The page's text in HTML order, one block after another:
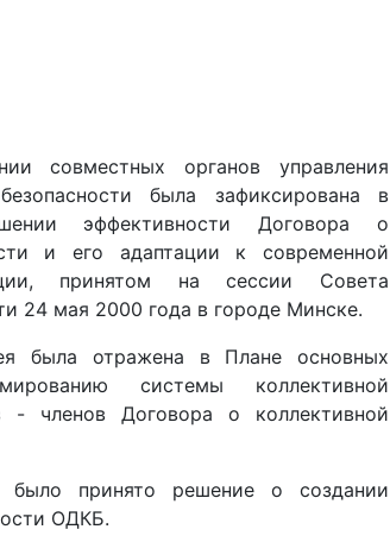
совместных органов управления
была зафиксирована в
эффективности Договора о
и его адаптации к современной
принятом на сессии Совета
24 мая 2000 года в городе Минске.
была отражена в Плане основных
системы коллективной
- членов Договора о коллективной
было принято решение о создании
ОДКБ.